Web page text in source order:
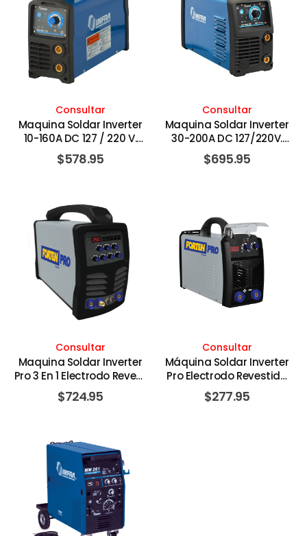
Consultar
Maquina Soldar Inverter
10-160A DC 127 / 220 V.
INFRA
$578.95
Consultar
Maquina Soldar Inverter
30-200A DC 127/220V.
INFRA
$695.95
Consultar
Maquina Soldar Inverter
Pro 3 En 1 Electrodo Revest
SMAW DC TIG Alta
Frecuencia Aluminio 250A
$724.95
Consultar
Máquina Soldar Inverter
Pro Electrodo Revestido
SMAW DC TIG LIFT ARC
300 Amperios DC 220V
$277.95